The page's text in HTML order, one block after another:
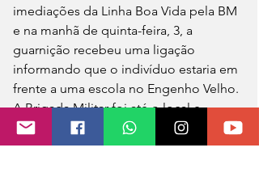
imediações da Linha Boa Vida pela BM
e na manhã de quinta-feira, 3, a
guarnição recebeu uma ligação
informando que o indivíduo estaria em
frente a uma escola no Engenho Velho.
A Brigada Militar foi até o local e
constatou a presença do elemento,
que afirmou estar aguardando a polícia